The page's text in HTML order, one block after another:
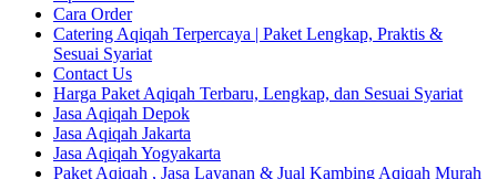
Cara Order
Catering Aqiqah Terpercaya | Paket Lengkap, Praktis &
Sesuai Syariat
Contact Us
Harga Paket Aqiqah Terbaru, Lengkap, dan Sesuai Syariat
Jasa Aqiqah Depok
Jasa Aqiqah Jakarta
Jasa Aqiqah Yogyakarta
Paket Aqiqah , Jasa Layanan & Jual Kambing Aqiqah Murah